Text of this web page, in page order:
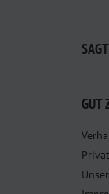
GUT